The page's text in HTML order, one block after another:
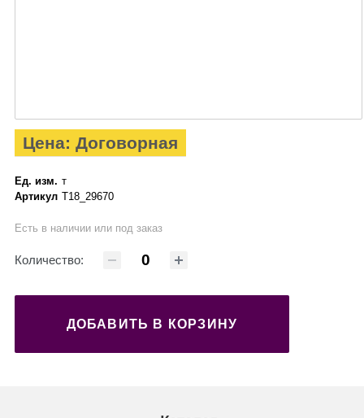
Цена: Договорная
Ед. изм. т
Артикул Т18_29670
Есть в наличии или под заказ
Количество:
ДОБАВИТЬ В КОРЗИНУ